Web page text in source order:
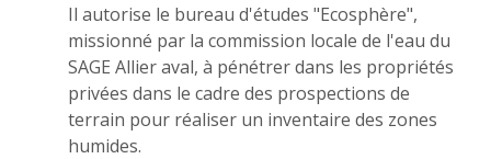
Il autorise le bureau d'études "Ecosphère",
missionné par la commission locale de l'eau du
SAGE Allier aval, à pénétrer dans les propriétés
privées dans le cadre des prospections de
terrain pour réaliser un inventaire des zones
humides.